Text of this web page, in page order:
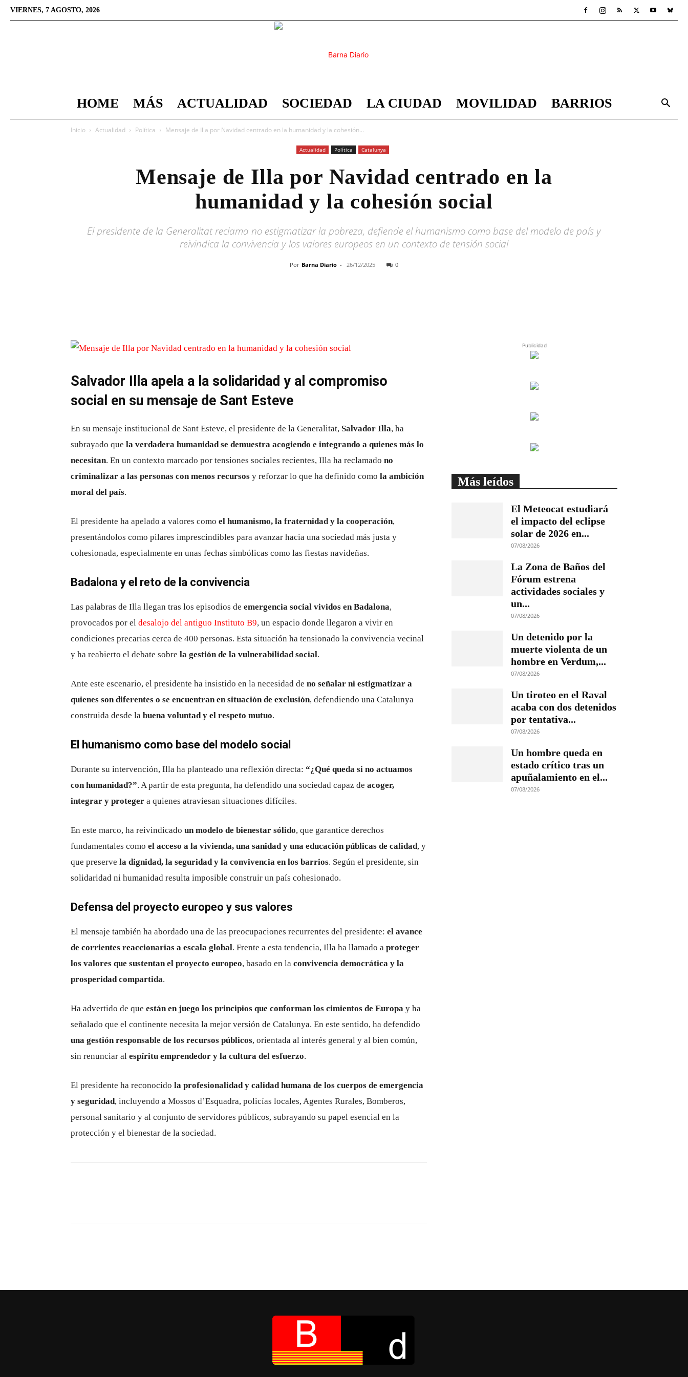
VIERNES, 7 AGOSTO, 2026
Barna
HOME MÁS ACTUALIDAD SOCIEDAD LA CIUDAD MOVILIDAD BARRIOS
Inicio Actualidad Política Mensaje de Illa por Navidad centrado en la humanidad y la cohesión...
Actualidad Política Catalunya
Mensaje de Illa por Navidad centrado en la
humanidad y la cohesión social
El presidente de la Generalitat reclama no estigmatizar la pobreza, defiende el humanismo como base del modelo de país y
reivindica la convivencia y los valores europeos en un contexto de tensión social
Por Barna Diario - 26/12/2025 0
Salvador Illa apela a la solidaridad y al compromiso
social en su mensaje de Sant Esteve
En su mensaje institucional de Sant Esteve, el presidente de la Generalitat, Salvador Illa, ha
subrayado que la verdadera humanidad se demuestra acogiendo e integrando a quienes más lo
necesitan. En un contexto marcado por tensiones sociales recientes, Illa ha reclamado no
criminalizar a las personas con menos recursos y reforzar lo que ha definido como la ambición
moral del país.
El presidente ha apelado a valores como el humanismo, la fraternidad y la cooperación,
presentándolos como pilares imprescindibles para avanzar hacia una sociedad más justa y
cohesionada, especialmente en unas fechas simbólicas como las fiestas navideñas.
Badalona y el reto de la convivencia
Las palabras de Illa llegan tras los episodios de emergencia social vividos en Badalona,
provocados por el desalojo del antiguo Instituto B9, un espacio donde llegaron a vivir en
condiciones precarias cerca de 400 personas. Esta situación ha tensionado la convivencia vecinal
y ha reabierto el debate sobre la gestión de la vulnerabilidad social.
Ante este escenario, el presidente ha insistido en la necesidad de no señalar ni estigmatizar a
quienes son diferentes o se encuentran en situación de exclusión, defendiendo una Catalunya
construida desde la buena voluntad y el respeto mutuo.
El humanismo como base del modelo social
Durante su intervención, Illa ha planteado una reflexión directa: “¿Qué queda si no actuamos
con humanidad?”. A partir de esta pregunta, ha defendido una sociedad capaz de acoger,
integrar y proteger a quienes atraviesan situaciones difíciles.
En este marco, ha reivindicado un modelo de bienestar sólido, que garantice derechos
fundamentales como el acceso a la vivienda, una sanidad y una educación públicas de calidad, y
que preserve la dignidad, la seguridad y la convivencia en los barrios. Según el presidente, sin
solidaridad ni humanidad resulta imposible construir un país cohesionado.
Defensa del proyecto europeo y sus valores
El mensaje también ha abordado una de las preocupaciones recurrentes del presidente: el avance
de corrientes reaccionarias a escala global. Frente a esta tendencia, Illa ha llamado a proteger
los valores que sustentan el proyecto europeo, basado en la convivencia democrática y la
prosperidad compartida.
Ha advertido de que están en juego los principios que conforman los cimientos de Europa y ha
señalado que el continente necesita la mejor versión de Catalunya. En este sentido, ha defendido
una gestión responsable de los recursos públicos, orientada al interés general y al bien común,
sin renunciar al espíritu emprendedor y la cultura del esfuerzo.
El presidente ha reconocido la profesionalidad y calidad humana de los cuerpos de emergencia
y seguridad, incluyendo a Mossos d’Esquadra, policías locales, Agentes Rurales, Bomberos,
personal sanitario y al conjunto de servidores públicos, subrayando su papel esencial en la
protección y el bienestar de la sociedad.
Publicidad
Más leídos
El Meteocat estudiará
el impacto del eclipse
solar de 2026 en...
07/08/2026
La Zona de Baños del
Fórum estrena
actividades sociales y
un...
07/08/2026
Un detenido por la
muerte violenta de un
hombre en Verdum,...
07/08/2026
Un tiroteo en el Raval
acaba con dos detenidos
por tentativa...
07/08/2026
Un hombre queda en
estado crítico tras un
apuñalamiento en el...
07/08/2026